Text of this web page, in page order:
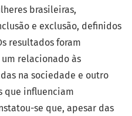
brasileiras,
e exclusão, definidos
resultados foram
relacionado às
na sociedade e outro
que influenciam
se que, apesar das